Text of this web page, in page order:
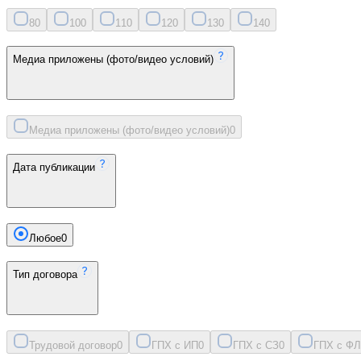
80 100 11 0 120 130 140
Медиа приложены (фото/видео условий)
Медиа приложены (фото/видео условий)0
Дата публикации
Любое0
Тип договора
Трудовой договор0 ГПХ с ИП0 ГПХ с СЗ0 ГПХ с ФЛ